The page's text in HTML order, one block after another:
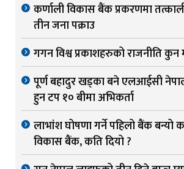
कर्णाली विकास बैंक प्रकरणमा
तीन जना पक्राउ
गगन विश्व प्रकाशहरुको राजनीति कुन
पूर्ण बहादुर खड्का बने एलआईसी
हुन टप १० बीमा अभिकर्ता
लाभांश घोषणा गर्ने पहिलो बैंक बन्यो
विकास बैंक, कति दियो ?